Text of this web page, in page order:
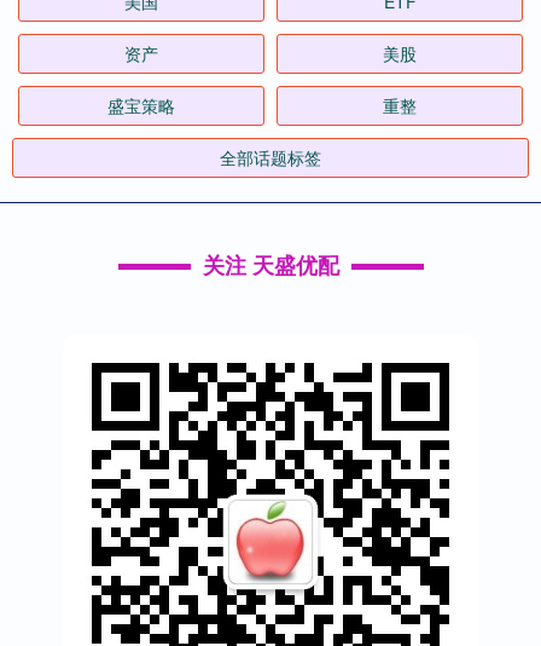
资产 美股
盛宝策略 重整
全部话题标签
关注 天盛优配